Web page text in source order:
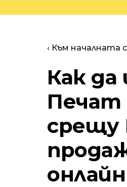
‹ Към началната
Как
Печат
срещу
онлайн